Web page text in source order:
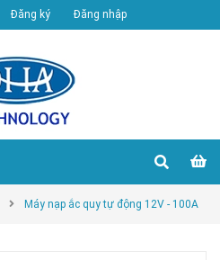
Đăng ký Đăng nhập
Máy nạp ắc quy tự động 12V - 100A